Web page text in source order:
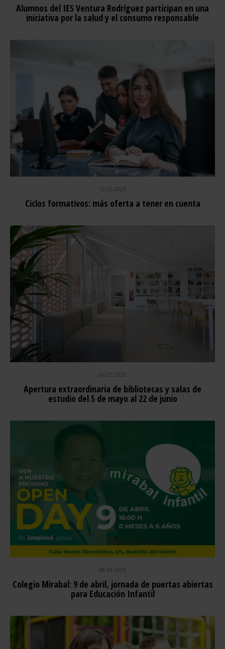
Alumnos del IES Ventura Rodríguez participan en una
iniciativa por la salud y el consumo responsable
12.05.2025
Ciclos formativos: más oferta a tener en cuenta
06.05.2025
Apertura extraordinaria de bibliotecas y salas de
estudio del 5 de mayo al 22 de junio
08.04.2025
Colegio Mirabal: 9 de abril, jornada de puertas abiertas
para Educación Infantil